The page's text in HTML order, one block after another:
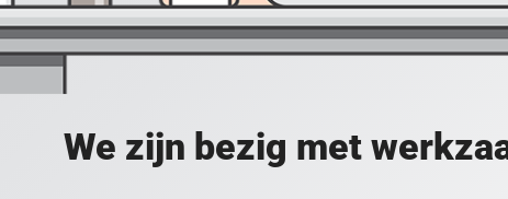
We zijn bezig met